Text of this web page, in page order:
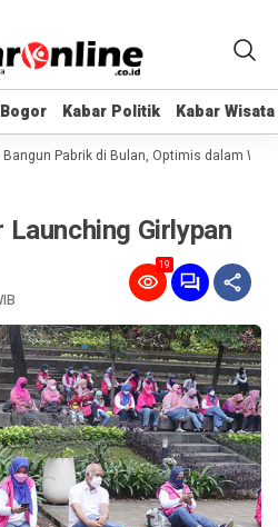
Kabar Politik Kabar Wisata
Kabar Politik Kabar Wisata
Pabrik di Bulan, Optimis dalam Waktu
Girlypan
19